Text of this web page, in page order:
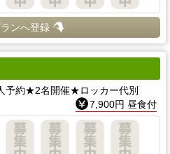
ンへ登録
予約★2名開催★ロッカー代別
7,900円 昼食付